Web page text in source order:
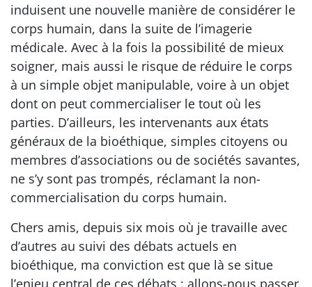
induisent une nouvelle manière de considérer le
corps humain, dans la suite de l’imagerie
médicale. Avec à la fois la possibilité de mieux
soigner, mais aussi le risque de réduire le corps
à un simple objet manipulable, voire à un objet
dont on peut commercialiser le tout où les
parties. D’ailleurs, les intervenants aux états
généraux de la bioéthique, simples citoyens ou
membres d’associations ou de sociétés savantes,
ne s’y sont pas trompés, réclamant la non-
commercialisation du corps humain.
Chers amis, depuis six mois où je travaille avec
d’autres au suivi des débats actuels en
bioéthique, ma conviction est que là se situe
l’enjeu central de ces débats : allons-nous passer